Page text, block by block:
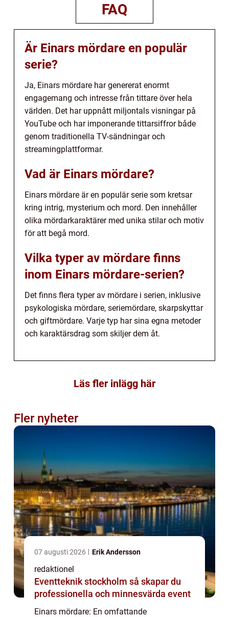
FAQ
Är Einars mördare en populär
serie?
Ja, Einars mördare har genererat enormt
engagemang och intresse från tittare över hela
världen. Det har uppnått miljontals visningar på
YouTube och har imponerande tittarsiffror både
genom traditionella TV-sändningar och
streamingplattformar.
Vad är Einars mördare?
Einars mördare är en populär serie som kretsar
kring intrig, mysterium och mord. Den innehåller
olika mördarkaraktärer med unika stilar och motiv
för att begå mord.
Vilka typer av mördare finns
inom Einars mördare-serien?
Det finns flera typer av mördare i serien, inklusive
psykologiska mördare, seriemördare, skarpskyttar
och giftmördare. Varje typ har sina egna metoder
och karaktärsdrag som skiljer dem åt.
Läs fler inlägg här
Fler nyheter
07 augusti 2026 Erik Andersson
redaktionel
Eventteknik stockholm så skapar du
professionella och minnesvärda event
Einars mördare: En omfattande